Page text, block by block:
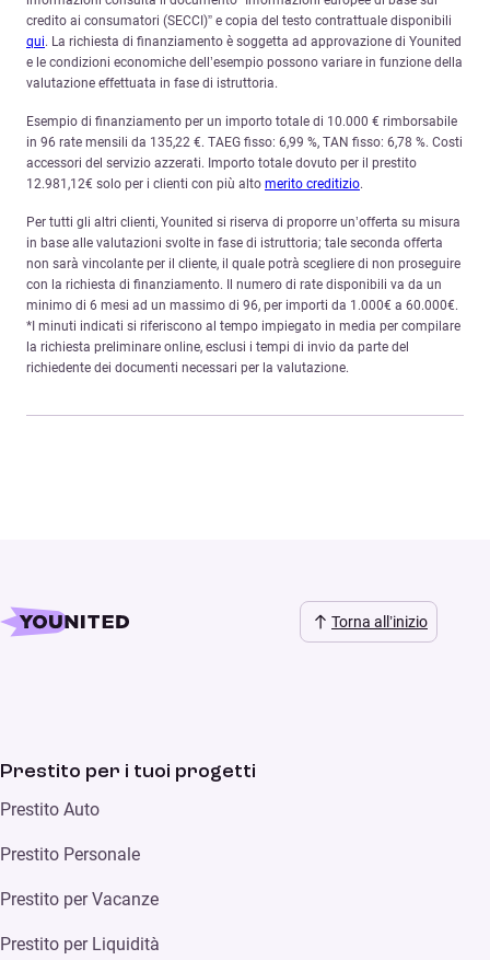
credito ai consumatori (SECCI)” e copia del testo contrattuale disponibili
qui. La richiesta di finanziamento è soggetta ad approvazione di Younited
e le condizioni economiche dell’esempio possono variare in funzione della
valutazione effettuata in fase di istruttoria.
Esempio di finanziamento per un importo totale di 10.000 € rimborsabile
in 96 rate mensili da 135,22 €. TAEG fisso: 6,99 %, TAN fisso: 6,78 %. Costi
accessori del servizio azzerati. Importo totale dovuto per il prestito
12.981,12€ solo per i clienti con più alto merito creditizio.
Per tutti gli altri clienti, Younited si riserva di proporre un’offerta su misura
in base alle valutazioni svolte in fase di istruttoria; tale seconda offerta
non sarà vincolante per il cliente, il quale potrà scegliere di non proseguire
con la richiesta di finanziamento. Il numero di rate disponibili va da un
minimo di 6 mesi ad un massimo di 96, per importi da 1.000€ a 60.000€.
*I minuti indicati si riferiscono al tempo impiegato in media per compilare
la richiesta preliminare online, esclusi i tempi di invio da parte del
richiedente dei documenti necessari per la valutazione.
Torna all’inizio
Prestito per i tuoi progetti
Prestito Auto
Prestito Personale
Prestito per Vacanze
Prestito per Liquidità